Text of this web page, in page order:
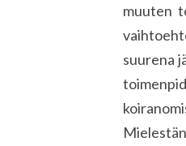
muuten
suurena